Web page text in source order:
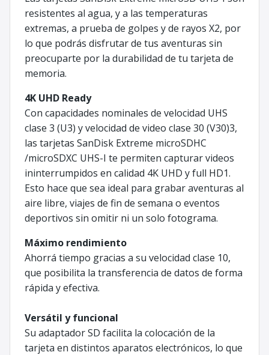
resistentes al agua, y a las temperaturas
extremas, a prueba de golpes y de rayos X2, por
lo que podrás disfrutar de tus aventuras sin
preocuparte por la durabilidad de tu tarjeta de
memoria.
4K UHD Ready
Con capacidades nominales de velocidad UHS
clase 3 (U3) y velocidad de video clase 30 (V30)3,
las tarjetas SanDisk Extreme microSDHC
/microSDXC UHS-I te permiten capturar videos
ininterrumpidos en calidad 4K UHD y full HD1.
Esto hace que sea ideal para grabar aventuras al
aire libre, viajes de fin de semana o eventos
deportivos sin omitir ni un solo fotograma.
Máximo rendimiento
Ahorrá tiempo gracias a su velocidad clase 10,
que posibilita la transferencia de datos de forma
rápida y efectiva.
Versátil y funcional
Su adaptador SD facilita la colocación de la
tarjeta en distintos aparatos electrónicos, lo que